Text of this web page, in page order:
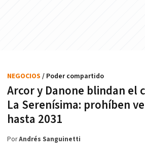
Arcor y Danone blindan el
La Serenísima: prohíben
hasta 2031
NEGOCIOS / Poder compartido
PorAndrés Sanguinetti